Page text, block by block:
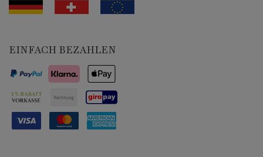
EINFACH BEZAHLEN